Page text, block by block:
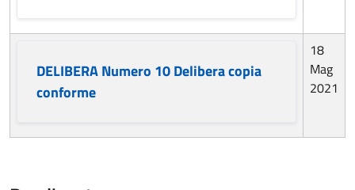
DELIBERA Numero 10 Delibera copia
conforme
18
Mag
2021